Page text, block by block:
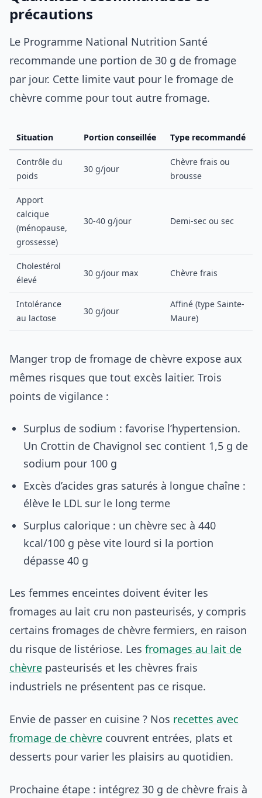
précautions
Le Programme National Nutrition Santé
recommande une portion de 30 g de fromage
par jour. Cette limite vaut pour le fromage de
chèvre comme pour tout autre fromage.
Situation Portion conseillée Type recommandé
Contrôle du
poids
30 g/jour
Chèvre frais ou
brousse
Apport
calcique
(ménopause,
grossesse)
30-40 g/jour Demi-sec ou sec
Cholestérol
élevé
30 g/jour max Chèvre frais
Intolérance
au lactose
30 g/jour
Affiné (type Sainte-
Maure)
Manger trop de fromage de chèvre expose aux
mêmes risques que tout excès laitier. Trois
points de vigilance :
Surplus de sodium : favorise l’hypertension.
Un Crottin de Chavignol sec contient 1,5 g de
sodium pour 100 g
Excès d’acides gras saturés à longue chaîne :
élève le LDL sur le long terme
Surplus calorique : un chèvre sec à 440
kcal/100 g pèse vite lourd si la portion
dépasse 40 g
Les femmes enceintes doivent éviter les
fromages au lait cru non pasteurisés, y compris
certains fromages de chèvre fermiers, en raison
du risque de listériose. Les fromages au lait de
chèvre pasteurisés et les chèvres frais
industriels ne présentent pas ce risque.
Envie de passer en cuisine ? Nos recettes avec
fromage de chèvre couvrent entrées, plats et
desserts pour varier les plaisirs au quotidien.
Prochaine étape : intégrez 30 g de chèvre frais à